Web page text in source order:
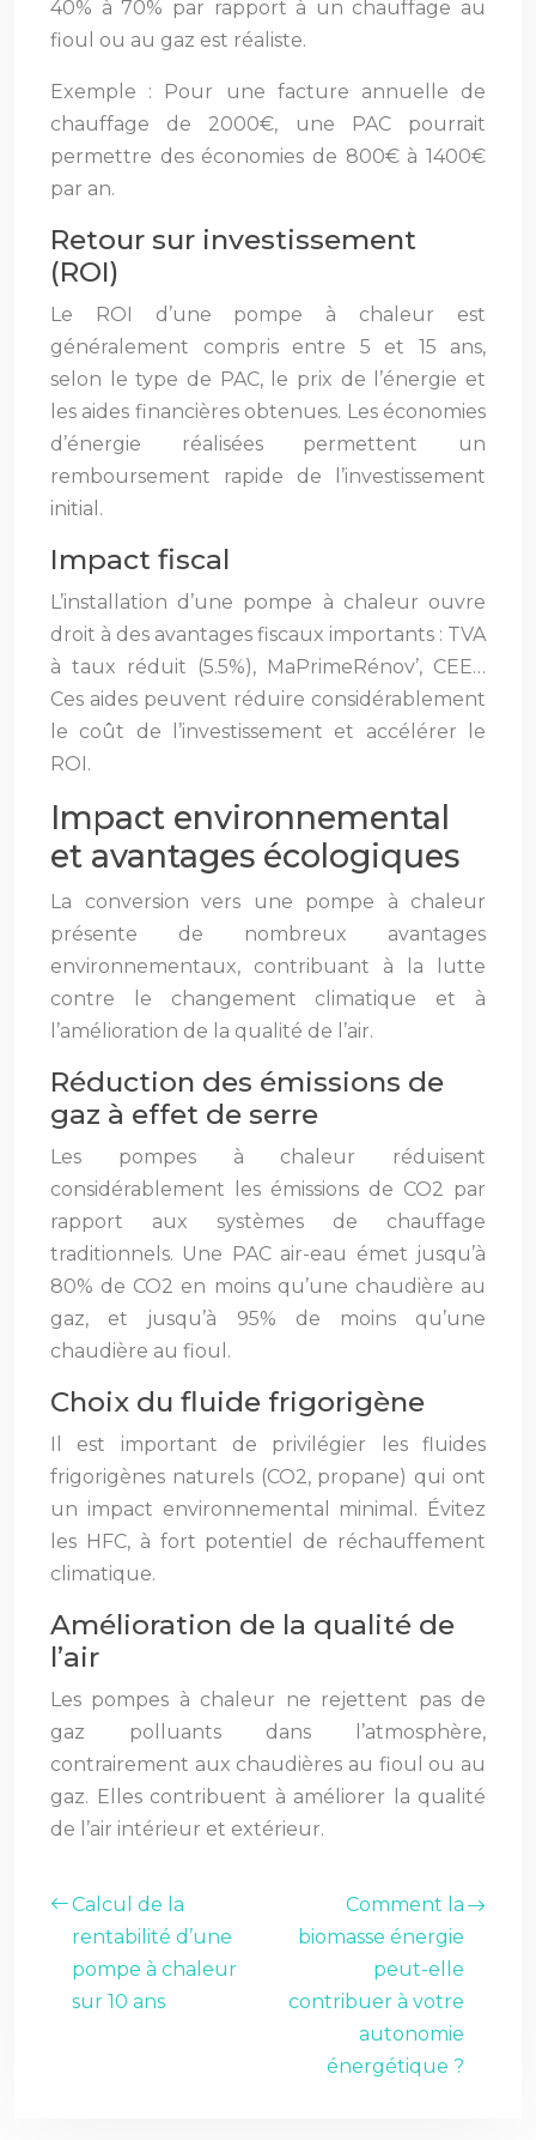
40% à 70% par rapport à un chauffage au
fioul ou au gaz est réaliste.
Exemple : Pour une facture annuelle de
chauffage de 2000€, une PAC pourrait
permettre des économies de 800€ à 1400€
par an.
Retour sur investissement
(ROI)
Le ROI d’une pompe à chaleur est
généralement compris entre 5 et 15 ans,
selon le type de PAC, le prix de l’énergie et
les aides financières obtenues. Les économies
d’énergie réalisées permettent un
remboursement rapide de l’investissement
initial.
Impact fiscal
L’installation d’une pompe à chaleur ouvre
droit à des avantages fiscaux importants : TVA
à taux réduit (5.5%), MaPrimeRénov’, CEE…
Ces aides peuvent réduire considérablement
le coût de l’investissement et accélérer le
ROI.
Impact environnemental
et avantages écologiques
La conversion vers une pompe à chaleur
présente de nombreux avantages
environnementaux, contribuant à la lutte
contre le changement climatique et à
l’amélioration de la qualité de l’air.
Réduction des émissions de
gaz à effet de serre
Les pompes à chaleur réduisent
considérablement les émissions de CO2 par
rapport aux systèmes de chauffage
traditionnels. Une PAC air-eau émet jusqu’à
80% de CO2 en moins qu’une chaudière au
gaz, et jusqu’à 95% de moins qu’une
chaudière au fioul.
Choix du fluide frigorigène
Il est important de privilégier les fluides
frigorigènes naturels (CO2, propane) qui ont
un impact environnemental minimal. Évitez
les HFC, à fort potentiel de réchauffement
climatique.
Amélioration de la qualité de
l’air
Les pompes à chaleur ne rejettent pas de
gaz polluants dans l’atmosphère,
contrairement aux chaudières au fioul ou au
gaz. Elles contribuent à améliorer la qualité
de l’air intérieur et extérieur.
Calcul de la
rentabilité d’une
pompe à chaleur
sur 10 ans
Comment la
biomasse énergie
peut-elle
contribuer à votre
autonomie
énergétique ?